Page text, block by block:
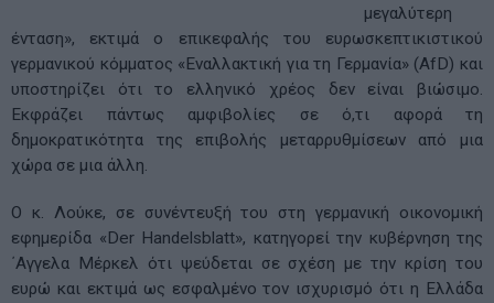
μεγαλύτερη
ένταση», εκτιμά ο επικεφαλής του ευρωσκεπτικιστικού
γερμανικού κόμματος «Εναλλακτική για τη Γερμανία» (AfD) και
υποστηρίζει ότι το ελληνικό χρέος δεν είναι βιώσιμο.
Εκφράζει πάντως αμφιβολίες σε ό,τι αφορά τη
δημοκρατικότητα της επιβολής μεταρρυθμίσεων από μια
χώρα σε μια άλλη.
Ο κ. Λούκε, σε συνέντευξή του στη γερμανική οικονομική
εφημερίδα «Der Handelsblatt», κατηγορεί την κυβέρνηση της
΄Αγγελα Μέρκελ ότι ψεύδεται σε σχέση με την κρίση του
ευρώ και εκτιμά ως εσφαλμένο τον ισχυρισμό ότι η Ελλάδα